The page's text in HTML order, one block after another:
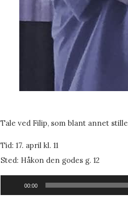
Tale ved Filip, som blant annet
Tid: 17. april kl. 11
Sted: Håkon den godes g. 12
Lydavspiller
00:00